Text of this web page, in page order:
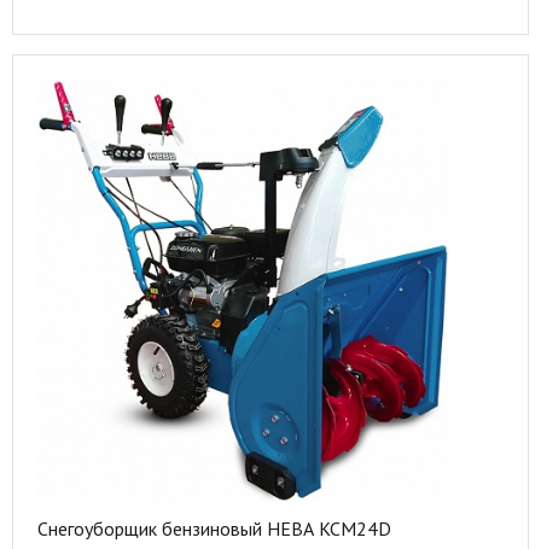
Снегоуборщик бензиновый НЕВА KCM24D